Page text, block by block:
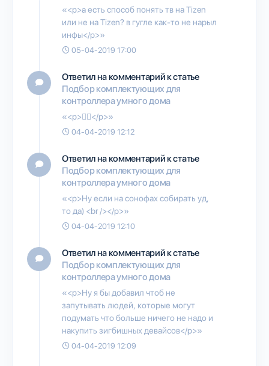
«<p>а есть способ понять тв на Tizen
или не на Tizen? в гугле как-то не нарыл
инфы</p>»
05-04-2019 17:00
Ответил на комментарий к статье
Подбор комплектующих для
контроллера умного дома
«<p>👍🏻</p>»
04-04-2019 12:12
Ответил на комментарий к статье
Подбор комплектующих для
контроллера умного дома
«<p>Ну если на сонофах собирать уд,
то да) <br /></p>»
04-04-2019 12:10
Ответил на комментарий к статье
Подбор комплектующих для
контроллера умного дома
«<p>Ну я бы добавил чтоб не
запутывать людей, которые могут
подумать что больше ничего не надо и
накупить зигбишных девайсов</p>»
04-04-2019 12:09